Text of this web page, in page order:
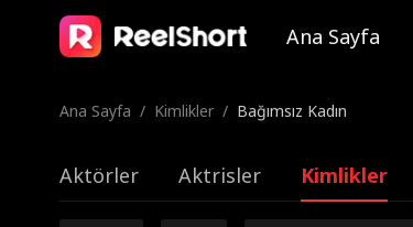
Ana Sayfa
Ana Sayfa / Kimlikler / Bağımsız Kadın
Aktörler Aktrisler Kimlikler